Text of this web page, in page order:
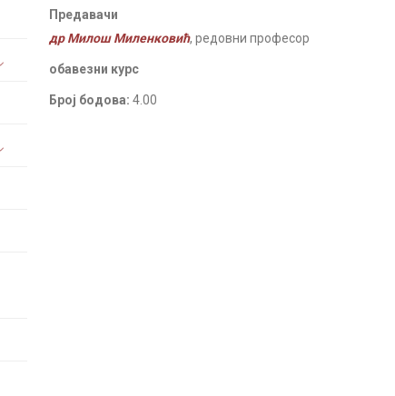
Предавачи
др Милош Миленковић, редовни професор
обавезни курс
Број бодова: 4.00